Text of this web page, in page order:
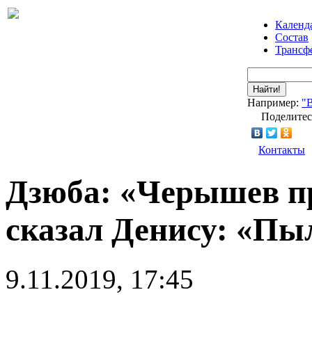
Состав
Найти!
Например:
Контакты
Дзюба: «Черышев
сказал Денису:
9.11.2019, 17:45